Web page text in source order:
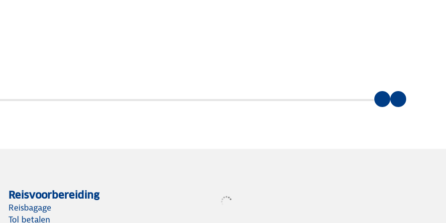
Reisvoorbereiding
Reisbagage
Tol betalen